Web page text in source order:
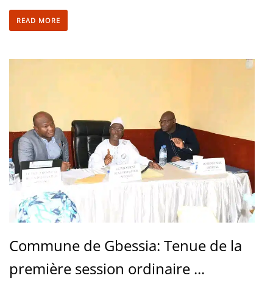
READ MORE
Commune de Gbessia: Tenue de la
première session ordinaire ...